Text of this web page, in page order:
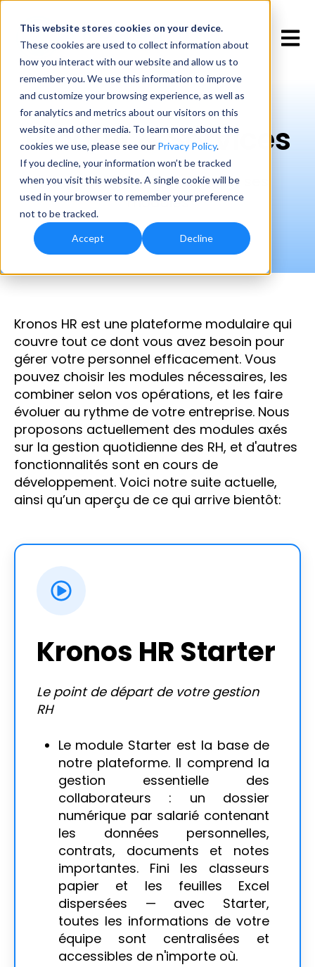
This website stores cookies on your device.
These cookies are used to collect information about
how you interact with our website and allow us to
remember you. We use this information to improve
and customize your browsing experience, as well as
for analytics and metrics about our visitors on this
website and other media. To learn more about the
cookies we use, please see our Privacy Policy.
If you decline, your information won’t be tracked
when you visit this website. A single cookie will be
used in your browser to remember your preference
not to be tracked.
Accept Decline
Produit & Services
La plateforme Kronos HR et ses
modules
Kronos HR est une plateforme modulaire qui
couvre tout ce dont vous avez besoin pour
gérer votre personnel efficacement. Vous
pouvez choisir les modules nécessaires, les
combiner selon vos opérations, et les faire
évoluer au rythme de votre entreprise. Nous
proposons actuellement des modules axés
sur la gestion quotidienne des RH, et d'autres
fonctionnalités sont en cours de
développement. Voici notre suite actuelle,
ainsi qu’un aperçu de ce qui arrive bientôt:
Kronos HR Starter
Le point de départ de votre gestion
RH
Le module Starter est la base de
notre plateforme. Il comprend la
gestion essentielle des
collaborateurs : un dossier
numérique par salarié contenant
les données personnelles,
contrats, documents et notes
importantes. Fini les classeurs
papier et les feuilles Excel
dispersées — avec Starter,
toutes les informations de votre
équipe sont centralisées et
accessibles de n'importe où.